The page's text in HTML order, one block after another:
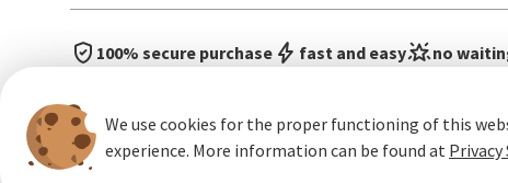
We use cookies for the proper functioning of this
experience. More information can be found at
100% secure purchase fast and easy no